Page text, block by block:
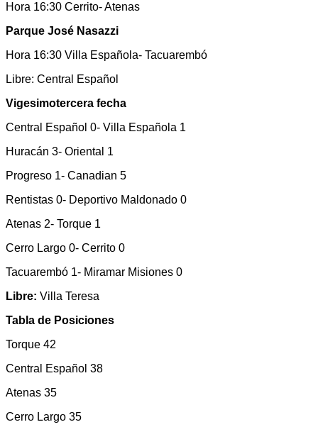
Hora 16:30 Cerrito- Atenas
Parque José Nasazzi
Hora 16:30 Villa Española- Tacuarembó
Libre: Central Español
Vigesimotercera fecha
Central Español 0- Villa Española 1
Huracán 3- Oriental 1
Progreso 1- Canadian 5
Rentistas 0- Deportivo Maldonado 0
Atenas 2- Torque 1
Cerro Largo 0- Cerrito 0
Tacuarembó 1- Miramar Misiones 0
Libre: Villa Teresa
Tabla de Posiciones
Torque 42
Central Español 38
Atenas 35
Cerro Largo 35